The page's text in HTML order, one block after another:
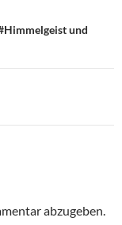
und
abzugeben.